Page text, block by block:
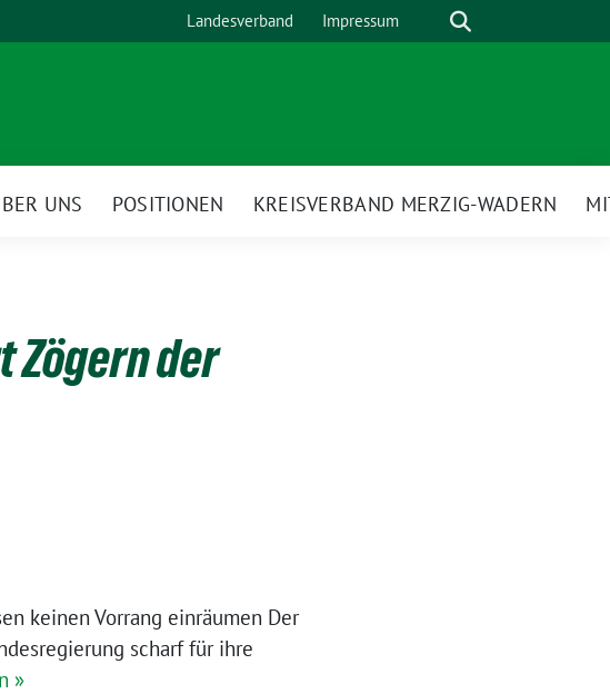
Landesverband Impressum Suche
UNS POSITIONEN KREISVERBAND MERZIG-WADERN
Zögern der
keinen Vorrang einräumen Der
scharf für ihre
»